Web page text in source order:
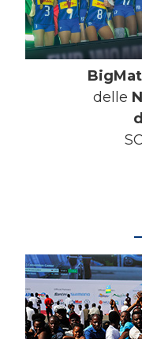
delle